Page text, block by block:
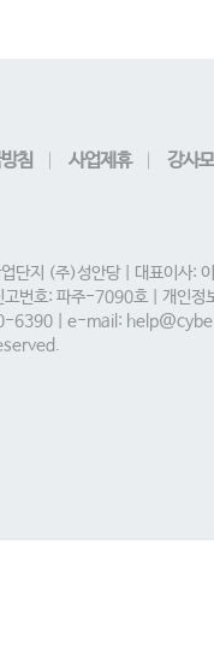
침 사업제휴 강사
단지 (주)성안당 | 대표이사:
번호: 파주-7090호 | 개인정
6390 | e-mail: